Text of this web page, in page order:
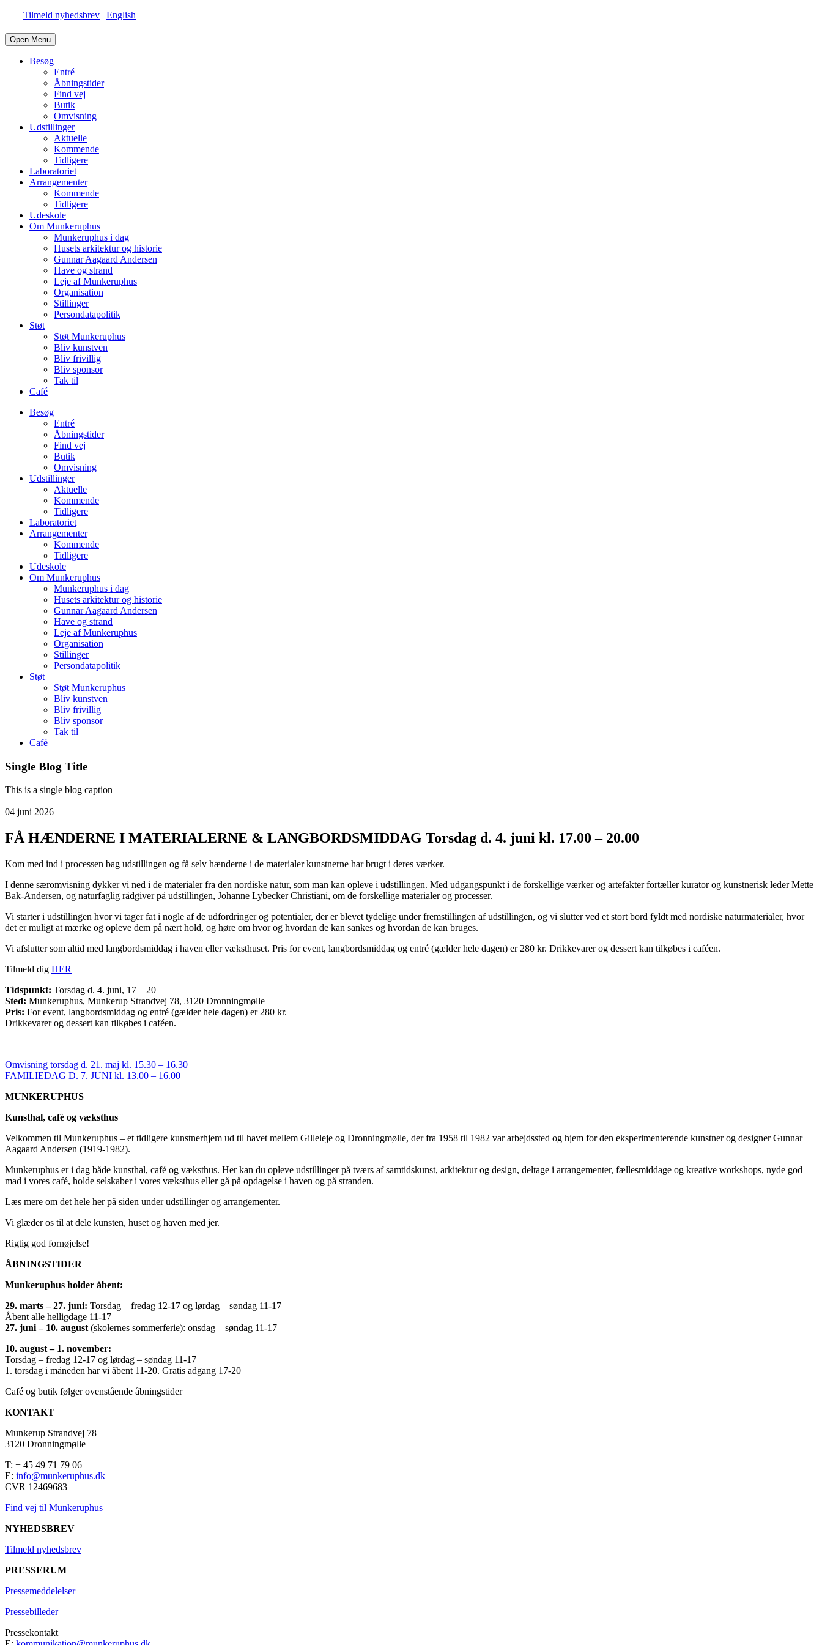
Tilmeld nyhedsbrev | English
Open Menu
Besøg
Entré
Åbningstider
Find vej
Butik
Omvisning
Udstillinger
Aktuelle
Kommende
Tidligere
Laboratoriet
Arrangementer
Kommende
Tidligere
Udeskole
Om Munkeruphus
Munkeruphus i dag
Husets arkitektur og historie
Gunnar Aagaard Andersen
Have og strand
Leje af Munkeruphus
Organisation
Stillinger
Persondatapolitik
Støt
Støt Munkeruphus
Bliv kunstven
Bliv frivillig
Bliv sponsor
Tak til
Café
Besøg
Entré
Åbningstider
Find vej
Butik
Omvisning
Udstillinger
Aktuelle
Kommende
Tidligere
Laboratoriet
Arrangementer
Kommende
Tidligere
Udeskole
Om Munkeruphus
Munkeruphus i dag
Husets arkitektur og historie
Gunnar Aagaard Andersen
Have og strand
Leje af Munkeruphus
Organisation
Stillinger
Persondatapolitik
Støt
Støt Munkeruphus
Bliv kunstven
Bliv frivillig
Bliv sponsor
Tak til
Café
Single Blog Title
This is a single blog caption
04 juni 2026
FÅ HÆNDERNE I MATERIALERNE & LANGBORDSMIDDAG Torsdag d. 4. juni kl. 17.00 – 20.00
Kom med ind i processen bag udstillingen og få selv hænderne i de materialer kunstnerne har brugt i deres værker.
I denne særomvisning dykker vi ned i de materialer fra den nordiske natur, som man kan opleve i udstillingen. Med udgangspunkt i de forskellige værker og artefakter fortæller kurator og kunstnerisk leder Mette
Bak-Andersen, og naturfaglig rådgiver på udstillingen, Johanne Lybecker Christiani, om de forskellige materialer og processer.
Vi starter i udstillingen hvor vi tager fat i nogle af de udfordringer og potentialer, der er blevet tydelige under fremstillingen af udstillingen, og vi slutter ved et stort bord fyldt med nordiske naturmaterialer, hvor
det er muligt at mærke og opleve dem på nært hold, og høre om hvor og hvordan de kan sankes og hvordan de kan bruges.
Vi afslutter som altid med langbordsmiddag i haven eller væksthuset. Pris for event, langbordsmiddag og entré (gælder hele dagen) er 280 kr. Drikkevarer og dessert kan tilkøbes i caféen.
Tilmeld dig HER
Tidspunkt: Torsdag d. 4. juni, 17 – 20
Sted: Munkeruphus, Munkerup Strandvej 78, 3120 Dronningmølle
Pris: For event, langbordsmiddag og entré (gælder hele dagen) er 280 kr.
Drikkevarer og dessert kan tilkøbes i caféen.
Omvisning torsdag d. 21. maj kl. 15.30 – 16.30
FAMILIEDAG D. 7. JUNI kl. 13.00 – 16.00
MUNKERUPHUS
Kunsthal, café og væksthus
Velkommen til Munkeruphus – et tidligere kunstnerhjem ud til havet mellem Gilleleje og Dronningmølle, der fra 1958 til 1982 var arbejdssted og hjem for den eksperimenterende kunstner og designer Gunnar
Aagaard Andersen (1919-1982).
Munkeruphus er i dag både kunsthal, café og væksthus. Her kan du opleve udstillinger på tværs af samtidskunst, arkitektur og design, deltage i arrangementer, fællesmiddage og kreative workshops, nyde god
mad i vores café, holde selskaber i vores væksthus eller gå på opdagelse i haven og på stranden.
Læs mere om det hele her på siden under udstillinger og arrangementer.
Vi glæder os til at dele kunsten, huset og haven med jer.
Rigtig god fornøjelse!
ÅBNINGSTIDER
Munkeruphus holder åbent:
29. marts – 27. juni: Torsdag – fredag 12-17 og lørdag – søndag 11-17
Åbent alle helligdage 11-17
27. juni – 10. august (skolernes sommerferie): onsdag – søndag 11-17
10. august – 1. november:
Torsdag – fredag 12-17 og lørdag – søndag 11-17
1. torsdag i måneden har vi åbent 11-20. Gratis adgang 17-20
Café og butik følger ovenstående åbningstider
KONTAKT
Munkerup Strandvej 78
3120 Dronningmølle
T: + 45 49 71 79 06
E: info@munkeruphus.dk
CVR 12469683
Find vej til Munkeruphus
NYHEDSBREV
Tilmeld nyhedsbrev
PRESSERUM
Pressemeddelelser
Pressebilleder
Pressekontakt